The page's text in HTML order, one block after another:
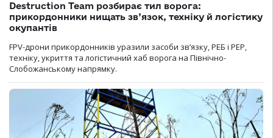
Destruction Team розбирає тил ворога:
прикордонники нищать зв’язок, техніку й логістику
окупантів
FPV-дрони прикордонників уразили засоби зв’язку, РЕБ і РЕР,
техніку, укриття та логістичний хаб ворога на Північно-
Слобожанському напрямку.